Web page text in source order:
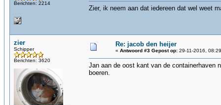
Berichten: 2214
Zier, ik neem aan dat iedereen dat wel weet
zier
Schipper
Berichten: 3620
Re: jacob den heijer
« Antwoord #3 Gepost op: 29-11-2016,
Jan aan de oost kant van de containerhaven
boeren.